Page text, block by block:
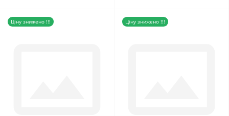
Ціну знижено !!! Ціну знижено !!!